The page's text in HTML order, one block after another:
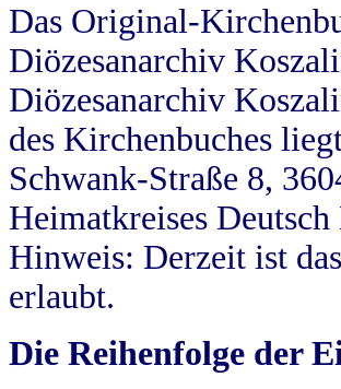
Das Original-
Diözesanarchiv
Diözesanarchiv
des Kirchenbuches
Schwank-Straße 8,
Heimatkreises
Hinweis: Derzeit ist
erlaubt.
Die Reihenfolge der